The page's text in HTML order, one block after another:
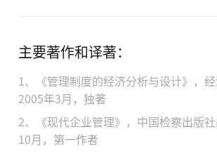
主要著作和译著：
1、《管理制度的经济分析与设计》，经
2005年3月，独著
2、《现代企业管理》，中国检察出版
10月，第一作者